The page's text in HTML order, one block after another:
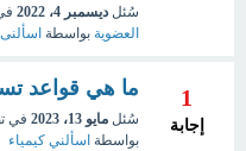
سُئل ديسمبر 4، 2022
العضوية بواسطة
1
إجابة
ما هي قواعد
سُئل مايو 13، 2023 في
بواسطة اسألني كيمياء